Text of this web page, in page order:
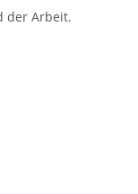
der Arbeit.